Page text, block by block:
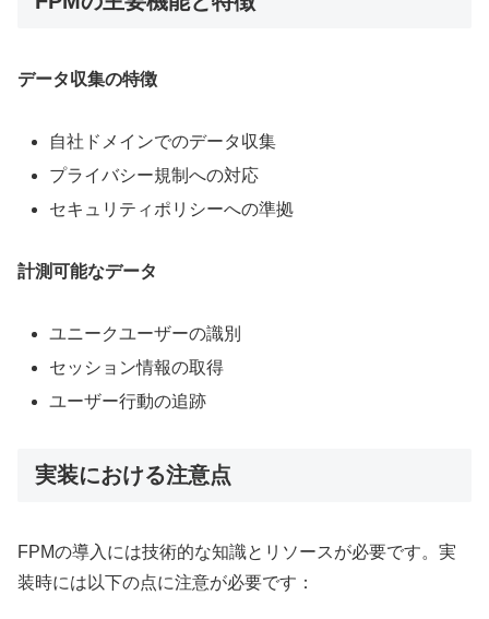
データ収集の特徴
自社ドメインでのデータ収集
プライバシー規制への対応
セキュリティポリシーへの準拠
計測可能なデータ
ユニークユーザーの識別
セッション情報の取得
ユーザー行動の追跡
実装における注意点
FPMの導入には技術的な知識とリソースが必要です。実
装時には以下の点に注意が必要です：